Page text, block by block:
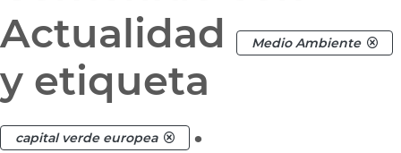
Actualidad
Medio Ambiente
y etiqueta
capital verde europea .